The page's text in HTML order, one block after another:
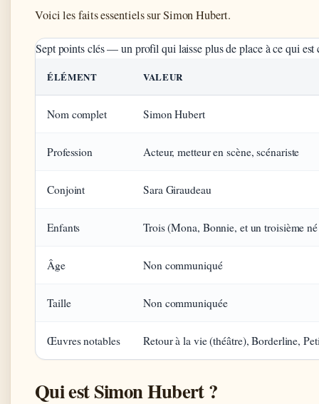
Voici les faits essentiels sur Simon Hubert.
Sept points clés — un profil qui laisse plus de place à ce qui est
ÉLÉMENT VALEUR
Nom complet Simon Hubert
Profession Acteur, metteur en scène, scénariste
Conjoint Sara Giraudeau
Enfants Trois (Mona, Bonnie, et un troisième
Âge Non communiqué
Taille Non communiquée
Œuvres notables Retour à la vie (théâtre), Borderline,
Qui est Simon Hubert ?